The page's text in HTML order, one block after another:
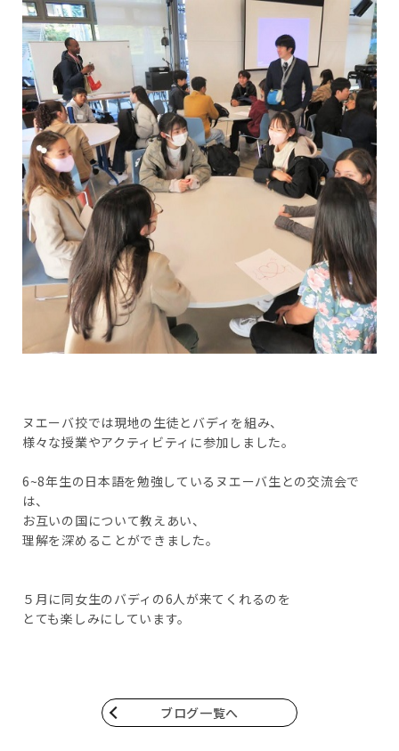
ヌエーバ挍では現地の生徒とバディを組み、
様々な授業やアクティビティに参加しました。
6~8年生の日本語を勉強しているヌエーバ生との交流会で
は、
お互いの国について教えあい、
理解を深めることができました。
５月に同女生のバディの6人が来てくれるのを
とても楽しみにしています。
ブログ一覧へ